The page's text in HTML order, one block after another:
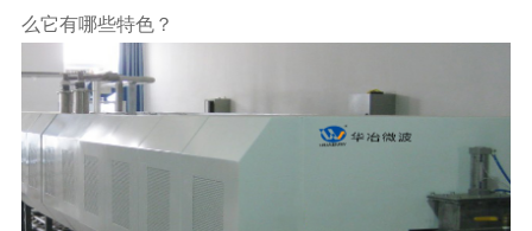
么它有哪些特色？